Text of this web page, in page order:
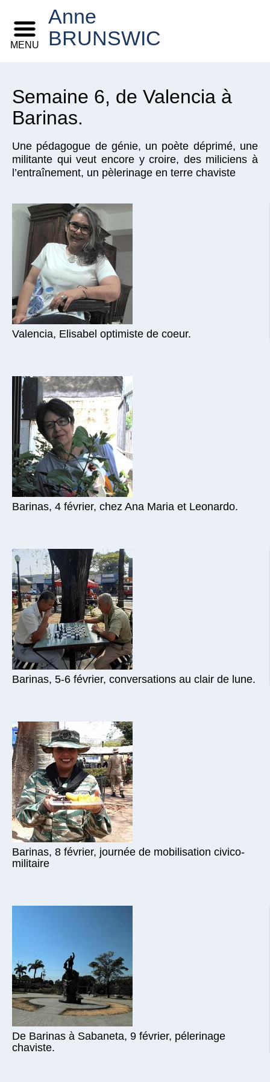
Anne
BRUNSWIC
MENU
Semaine 6, de Valencia à
Barinas.
Une pédagogue de génie, un poète déprimé, une
militante qui veut encore y croire, des miliciens à
l’entraînement, un pèlerinage en terre chaviste
Valencia, Elisabel optimiste de coeur.
Barinas, 4 février, chez Ana Maria et Leonardo.
Barinas, 5-6 février, conversations au clair de lune.
Barinas, 8 février, journée de mobilisation civico-
militaire
De Barinas à Sabaneta, 9 février, pélerinage
chaviste.